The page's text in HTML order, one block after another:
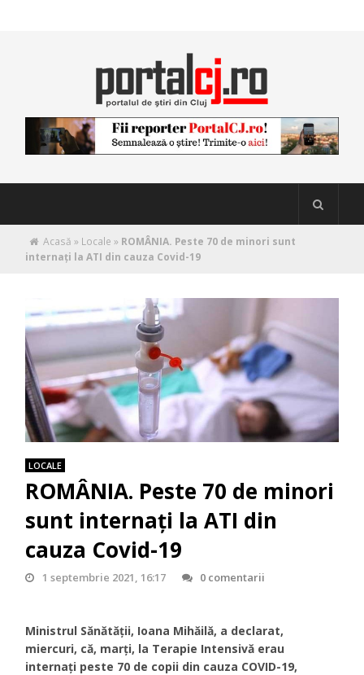
Acasă » Locale » ROMÂNIA. Peste 70 de minori sunt
internați la ATI din cauza Covid-19
LOCALE
ROMÂNIA. Peste 70 de minori
sunt internați la ATI din
cauza Covid-19
1 septembrie 2021, 16:17 0 comentarii
Ministrul Sănătății, Ioana Mihăilă, a declarat,
miercuri, că, marți, la Terapie Intensivă erau
internați peste 70 de copii din cauza COVID-19,